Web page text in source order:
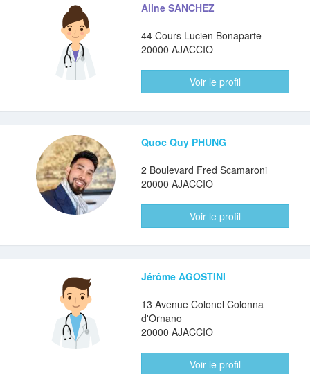
Aline SANCHEZ
44 Cours Lucien Bonaparte
20000 AJACCIO
Voir le profil
Quoc Quy PHUNG
2 Boulevard Fred Scamaroni
20000 AJACCIO
Voir le profil
Jérôme AGOSTINI
13 Avenue Colonel Colonna
d'Ornano
20000 AJACCIO
Voir le profil